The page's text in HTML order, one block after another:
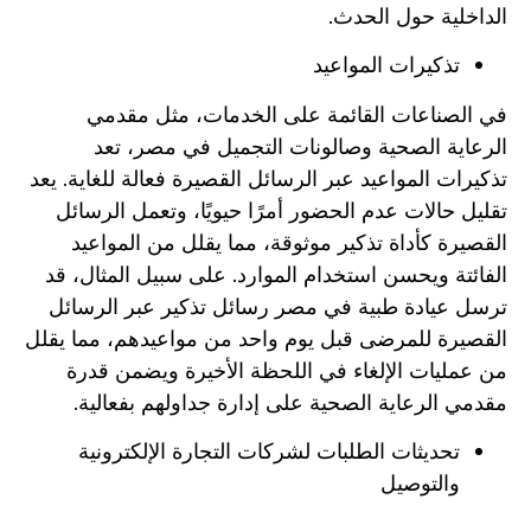
الداخلية حول الحدث.
تذكيرات المواعيد
في الصناعات القائمة على الخدمات، مثل مقدمي
الرعاية الصحية وصالونات التجميل في مصر، تعد
تذكيرات المواعيد عبر الرسائل القصيرة فعالة للغاية. يعد
تقليل حالات عدم الحضور أمرًا حيويًا، وتعمل الرسائل
القصيرة كأداة تذكير موثوقة، مما يقلل من المواعيد
الفائتة ويحسن استخدام الموارد. على سبيل المثال، قد
ترسل عيادة طبية في مصر رسائل تذكير عبر الرسائل
القصيرة للمرضى قبل يوم واحد من مواعيدهم، مما يقلل
من عمليات الإلغاء في اللحظة الأخيرة ويضمن قدرة
مقدمي الرعاية الصحية على إدارة جداولهم بفعالية.
تحديثات الطلبات لشركات التجارة الإلكترونية
والتوصيل